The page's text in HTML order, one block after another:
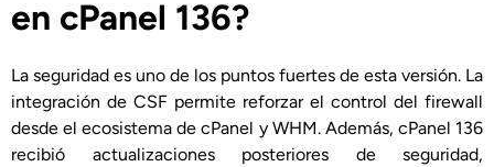
en cPanel 136?
La seguridad es uno de los puntos fuertes de esta versión. La
integración de CSF permite reforzar el control del firewall
desde el ecosistema de cPanel y WHM. Además, cPanel 136
recibió actualizaciones posteriores de seguridad,